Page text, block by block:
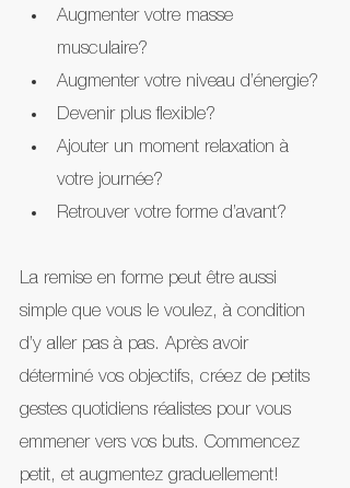
Augmenter votre masse
musculaire?
Augmenter votre niveau d’énergie?
Devenir plus flexible?
Ajouter un moment relaxation à
votre journée?
Retrouver votre forme d’avant?
La remise en forme peut être aussi
simple que vous le voulez, à condition
d’y aller pas à pas. Après avoir
déterminé vos objectifs, créez de petits
gestes quotidiens réalistes pour vous
emmener vers vos buts. Commencez
petit, et augmentez graduellement!